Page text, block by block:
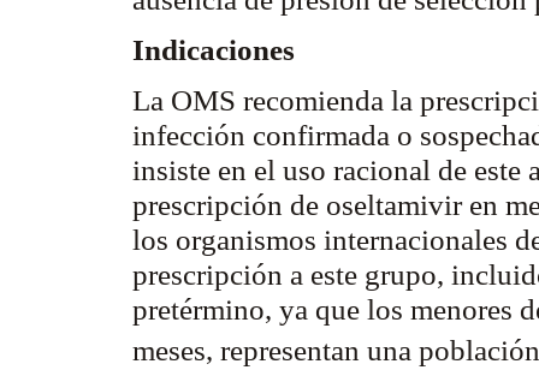
Indicaciones
La OMS recomienda la
infección confirmada o
insiste en el uso racional de
prescripción de oseltamiviren
los organismos internacionales
prescripción a este grupo,
pretérmino, ya que los menores
meses, representan una